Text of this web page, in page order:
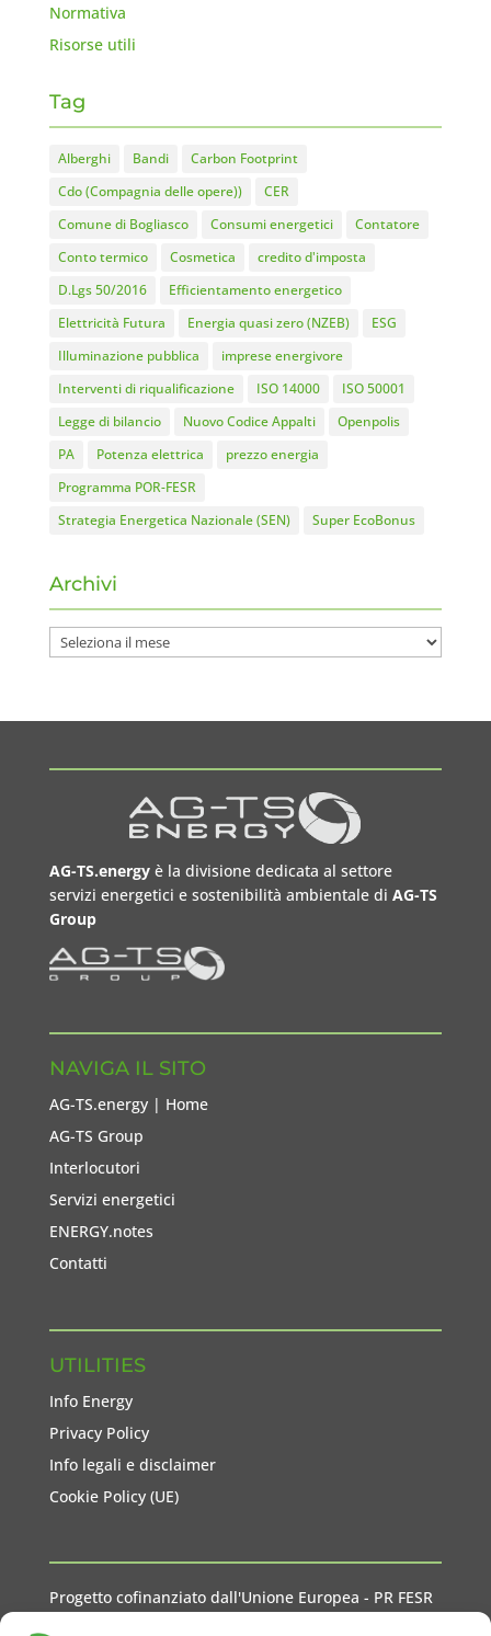
Normativa
Risorse utili
Tag
Alberghi Bandi
Carbon Footprint
Cdo (Compagnia delle opere))
CER
Comune di Bogliasco
Consumi energetici
Contatore
Conto termico
Cosmetica
credito d'imposta
D.Lgs 50/2016
Efficientamento energetico
Elettricità Futura
Energia quasi zero (NZEB)
ESG
Illuminazione pubblica
imprese energivore
Interventi di riqualificazione
ISO 14000
ISO 50001
Legge di bilancio
Nuovo Codice Appalti
Openpolis
PA
Potenza elettrica
prezzo energia
Programma POR-FESR
Strategia Energetica Nazionale (SEN)
Super EcoBonus
Archivi
Archivi
AG-TS.energyè la divisione dedicata al settore
servizi energetici e sostenibilità ambientale di AG-TS
Group
NAVIGA IL SITO
AG-TS.energy | Home
AG-TS Group
Interlocutori
Servizi energetici
ENERGY.notes
Contatti
UTILITIES
Info Energy
Privacy Policy
Info legali e disclaimer
Cookie Policy (UE)
Progetto cofinanziato dall'Unione Europea - PR FESR